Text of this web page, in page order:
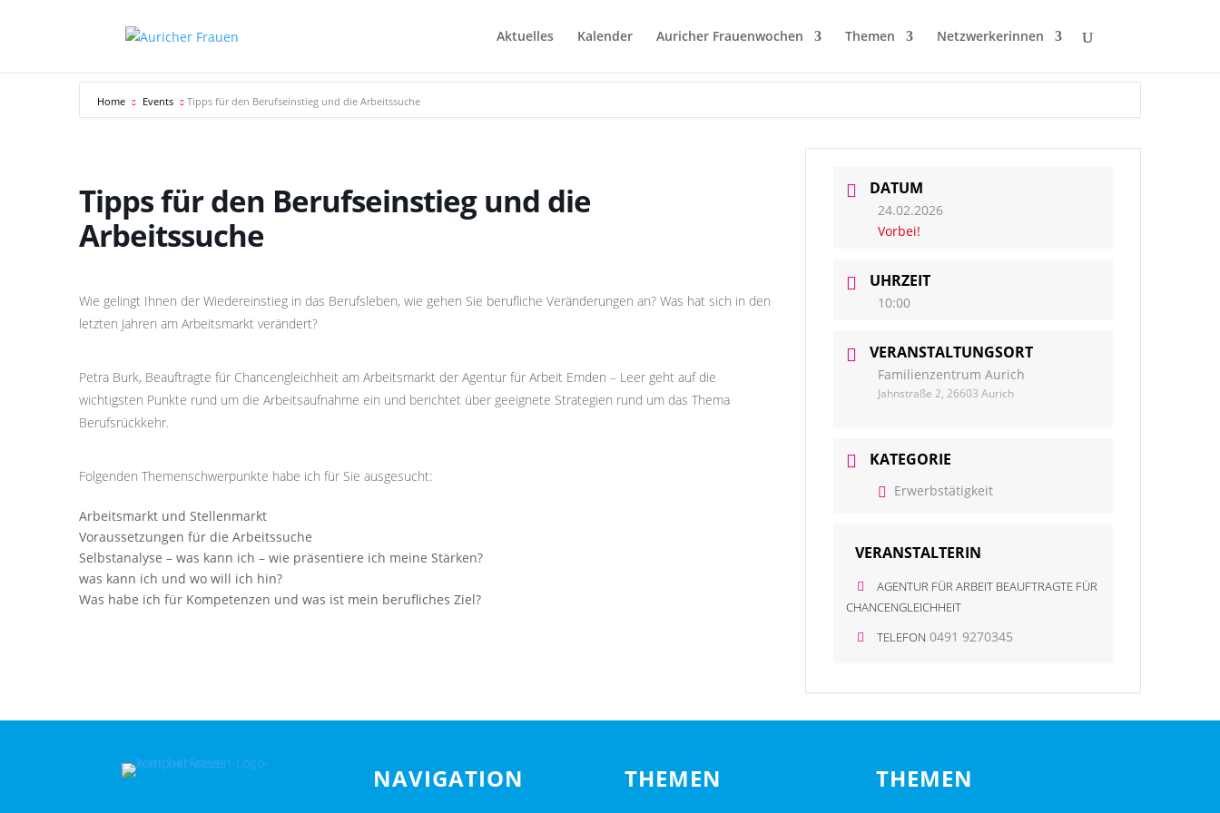
Aktuelles Kalender Auricher Frauenwochen Themen Netzwerkerinnen
Home Events Tipps für den Berufseinstieg und die Arbeitssuche
Tipps für den Berufseinstieg und die
Arbeitssuche
Wie gelingt Ihnen der Wiedereinstieg in das Berufsleben, wie gehen Sie berufliche Veränderungen an? Was hat sich in den
letzten Jahren am Arbeitsmarkt verändert?
Petra Burk, Beauftragte für Chancengleichheit am Arbeitsmarkt der Agentur für Arbeit Emden – Leer geht auf die
wichtigsten Punkte rund um die Arbeitsaufnahme ein und berichtet über geeignete Strategien rund um das Thema
Berufsrückkehr.
Folgenden Themenschwerpunkte habe ich für Sie ausgesucht:
Arbeitsmarkt und Stellenmarkt
Voraussetzungen für die Arbeitssuche
Selbstanalyse – was kann ich – wie präsentiere ich meine Stärken?
was kann ich und wo will ich hin?
Was habe ich für Kompetenzen und was ist mein berufliches Ziel?
DATUM
24.02.2026
Vorbei!
UHRZEIT
10:00
VERANSTALTUNGSORT
Familienzentrum Aurich
Jahnstraße 2, 26603 Aurich
KATEGORIE
Erwerbstätigkeit
VERANSTALTERIN
AGENTUR FÜR ARBEIT BEAUFTRAGTE FÜR
CHANCENGLEICHHEIT
TELEFON 0491 9270345
NAVIGATION THEMEN THEMEN